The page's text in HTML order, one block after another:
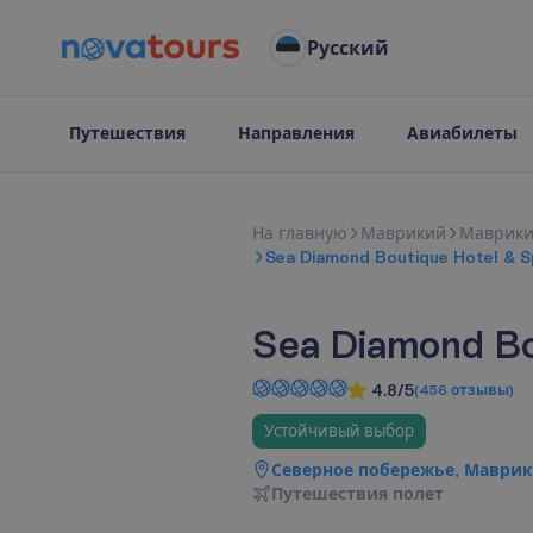
Русский
Путешествия Направления Авиабилеты
На главную Маврикий
Sea Diamond Boutique Hotel &
Sea Diamond
4.8/5(456 отзывы)
Устойчивый выбор
Северное побережье,
Путешествия полет